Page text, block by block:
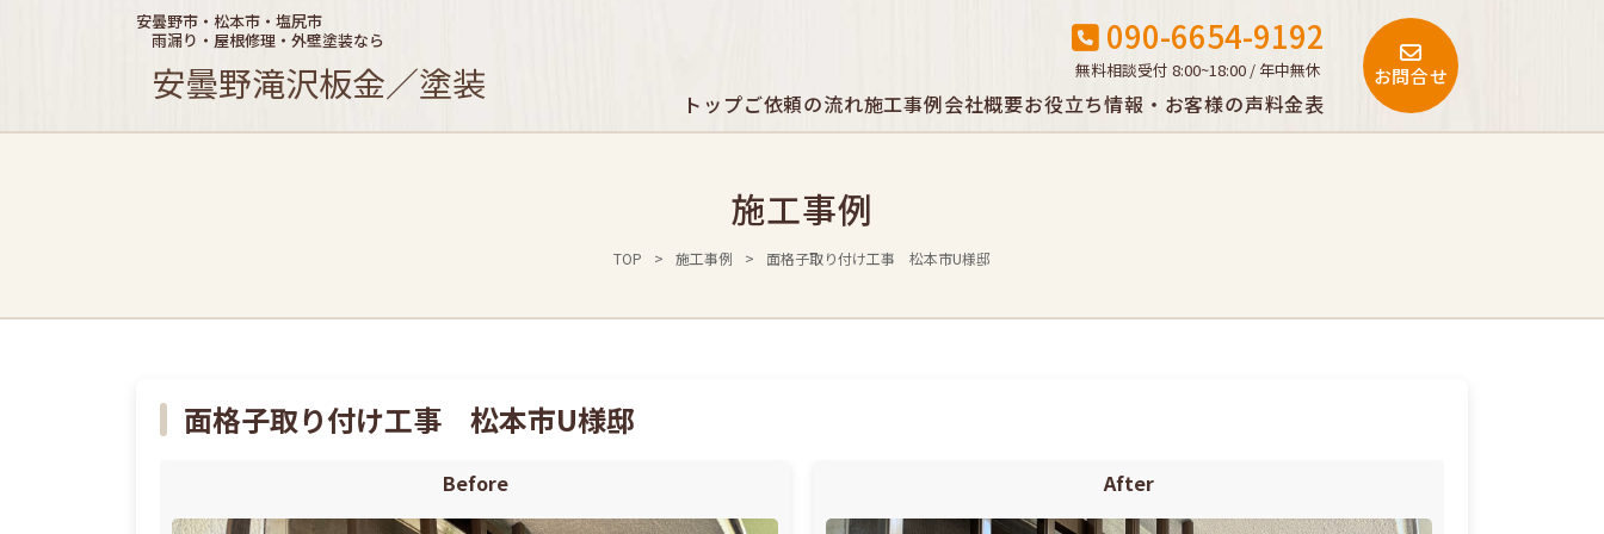
安曇野市・松本市・塩尻市
雨漏り・屋根修理・外壁塗装なら
安曇野滝沢板金／塗装
090-6654-9192
無料相談受付 8:00~18:00 / 年中無休
トップご依頼の流れ施工事例会社概要お役立ち情報・お客様の声料金表
お問合せ
施工事例
TOP > 施工事例 > 面格子取り付け工事 松本市U様邸
面格子取り付け工事 松本市U様邸
Before After